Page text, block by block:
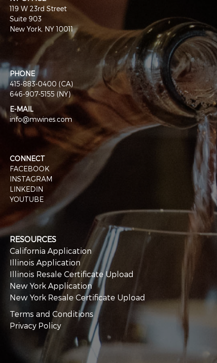
119 W 23rd Street
Suite 903
New York, NY 10011
PHONE
415-883-0400 (CA)
646-907-5155 (NY)
E-MAIL
info@mwines.com
CONNECT
FACEBOOK
INSTAGRAM
LINKEDIN
YOUTUBE
RESOURCES
California Application
Illinois Application
Illinois Resale Certificate Upload
New York Application
New York Resale Certificate Upload
Terms and Conditions
Privacy Policy